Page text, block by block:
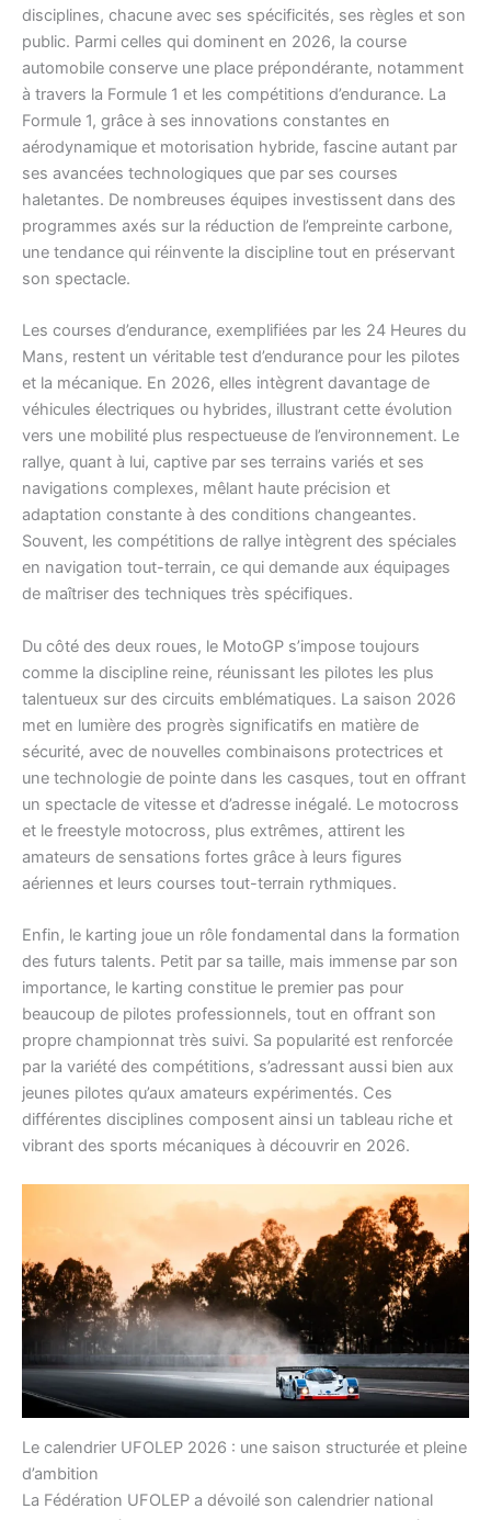
disciplines, chacune avec ses spécificités, ses règles et son
public. Parmi celles qui dominent en 2026, la course
automobile conserve une place prépondérante, notamment
à travers la Formule 1 et les compétitions d’endurance. La
Formule 1, grâce à ses innovations constantes en
aérodynamique et motorisation hybride, fascine autant par
ses avancées technologiques que par ses courses
haletantes. De nombreuses équipes investissent dans des
programmes axés sur la réduction de l’empreinte carbone,
une tendance qui réinvente la discipline tout en préservant
son spectacle.
Les courses d’endurance, exemplifiées par les 24 Heures du
Mans, restent un véritable test d’endurance pour les pilotes
et la mécanique. En 2026, elles intègrent davantage de
véhicules électriques ou hybrides, illustrant cette évolution
vers une mobilité plus respectueuse de l’environnement. Le
rallye, quant à lui, captive par ses terrains variés et ses
navigations complexes, mêlant haute précision et
adaptation constante à des conditions changeantes.
Souvent, les compétitions de rallye intègrent des spéciales
en navigation tout-terrain, ce qui demande aux équipages
de maîtriser des techniques très spécifiques.
Du côté des deux roues, le MotoGP s’impose toujours
comme la discipline reine, réunissant les pilotes les plus
talentueux sur des circuits emblématiques. La saison 2026
met en lumière des progrès significatifs en matière de
sécurité, avec de nouvelles combinaisons protectrices et
une technologie de pointe dans les casques, tout en offrant
un spectacle de vitesse et d’adresse inégalé. Le motocross
et le freestyle motocross, plus extrêmes, attirent les
amateurs de sensations fortes grâce à leurs figures
aériennes et leurs courses tout-terrain rythmiques.
Enfin, le karting joue un rôle fondamental dans la formation
des futurs talents. Petit par sa taille, mais immense par son
importance, le karting constitue le premier pas pour
beaucoup de pilotes professionnels, tout en offrant son
propre championnat très suivi. Sa popularité est renforcée
par la variété des compétitions, s’adressant aussi bien aux
jeunes pilotes qu’aux amateurs expérimentés. Ces
différentes disciplines composent ainsi un tableau riche et
vibrant des sports mécaniques à découvrir en 2026.
Le calendrier UFOLEP 2026 : une saison structurée et pleine
d’ambition
La Fédération UFOLEP a dévoilé son calendrier national